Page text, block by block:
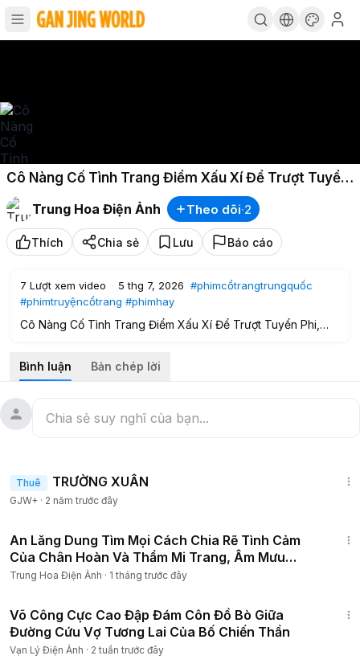
Cô Nàng Cố Tình Trang Điểm Xấu Xí Để Trượt Tuyển
Phi, Nào Ngờ Lại Lọt Vào Mắt Xanh Của Hoàng Đế.
Trung Hoa Điện Ảnh
Theo dõi·2
Thích Chia sẻ Lưu Báo cáo
7 Lượt xem video · 5 thg 7, 2026 #phimcổtrangtrungquốc
#phimtruyệncổtrang #phimhay
Cô Nàng Cố Tình Trang Điểm Xấu Xí Để Trượt Tuyển Phi,
🔹 Tên gốc: ĐẠI ĐƯỜNG VINH DIỆU
của Cảnh Điềm, Mao Tử Tuấn, Thư Sướng, Tự Vạn Xuyến,
Nhậm Gia Luân.
Vương. Người con gái Giang Nam với tâm hồn lương thiện
này luôn hết lòng giúp đỡ người xung quanh. Khi chiến tranh
đồng cam cộng khổ cùng dân chúng. Về sau, Trầm Trân
Châu sinh ra con trai cả là Đường Đức Tông – Lý Thích. Khi
Lý Thích lên ngôi, Trầm Trâu Châu đã được sắc phong và
#phimcổtrangtrungquốc #phimtruyệncổtrang #phimhay
#phimmoi
#phimtinhcam
#asianetwork
#asiamedia
Bình luận Bản chép lời
Thuê TRƯỜNG XUÂN
GJW+ · 2 năm trước đây
An Lăng Dung Tìm Mọi Cách Chia Rẽ Tình Cảm
Của Chân Hoàn Và Thẩm Mi Trang, Âm Mưu
Tranh Sủng #phim4k
Trung Hoa Điện Ảnh · 1 tháng trước đây
Võ Công Cực Cao Đập Đám Côn Đồ Bò Giữa
Đường Cứu Vợ Tương Lai Của Bố Chiến Thần
Vạn Lý Điện Ảnh · 2 tuần trước đây